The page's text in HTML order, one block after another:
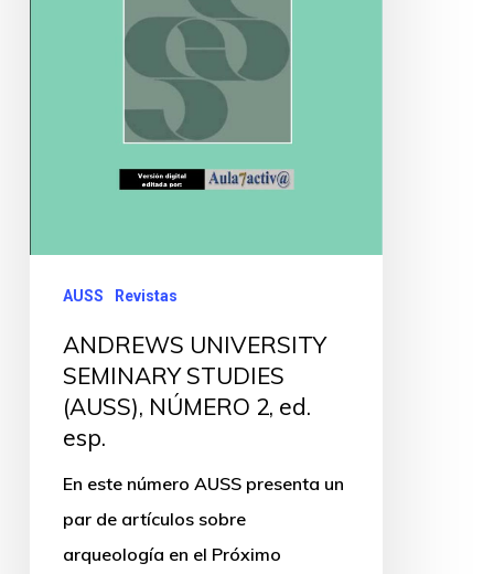
AUSS Revistas
ANDREWS UNIVERSITY
SEMINARY STUDIES
(AUSS), NÚMERO 2, ed.
esp.
En este número AUSS presenta un
par de artículos sobre
arqueología en el Próximo